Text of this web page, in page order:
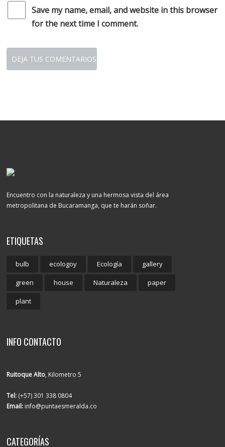
Save my name, email, and website in this browser
for the next time I comment.
Encuentro con la naturaleza y una hermosa vista del área
metropolitana de Bucaramanga, que te harán soñar.
ETIQUETAS
bulb ecologoy Ecología gallery
green house Naturaleza paper
plant
INFO CONTACTO
Ruitoque Alto, Kilometro 5
Tel: (+57) 301 338 0804
Email: info@puntaesmeralda.co
CATEGORÍAS